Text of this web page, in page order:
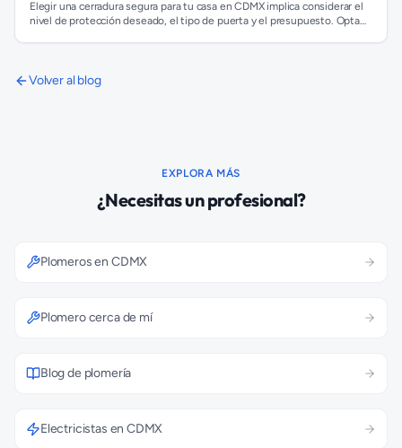
Elegir una cerradura segura para tu casa en CDMX implica considerar el
nivel de protección deseado, el tipo de puerta y el presupuesto. Opta
línea de defensa contra intrusiones, brindando tranquilidad a tu familia.
Volver al blog
EXPLORA MÁS
¿Necesitas un profesional?
Plomeros en CDMX
Plomero cerca de mí
Blog de plomería
Electricistas en CDMX